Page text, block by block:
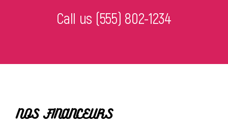
Call us (555) 802-1234
NOS FINANCEURS